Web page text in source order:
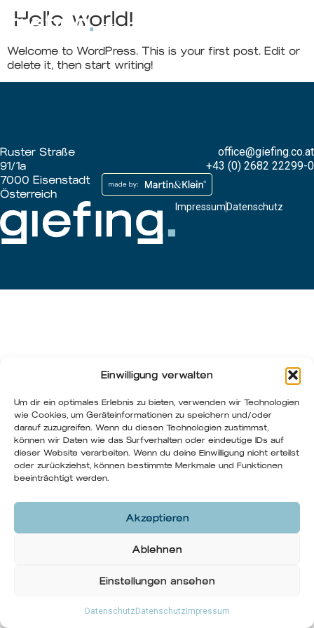
Einwilligung verwalten
Um dir ein optimales Erlebnis zu bieten, verwenden wir Technologien
wie Cookies, um Geräteinformationen zu speichern und/oder
darauf zuzugreifen. Wenn du diesen Technologien zustimmst,
können wir Daten wie das Surfverhalten oder eindeutige IDs auf
dieser Website verarbeiten. Wenn du deine Einwilligung nicht erteilst
oder zurückziehst, können bestimmte Merkmale und Funktionen
beeinträchtigt werden.
Akzeptieren
Ablehnen
Einstellungen ansehen
Datenschutz Datenschutz Impressum
Hello world!
Welcome to WordPress. This is your first post. Edit or
delete it, then start writing!
Ruster Straße
91/1a
7000 Eisenstadt
Österreich
office@giefing.co.at
+43 (0) 2682 22299-0
Impressum Datenschutz